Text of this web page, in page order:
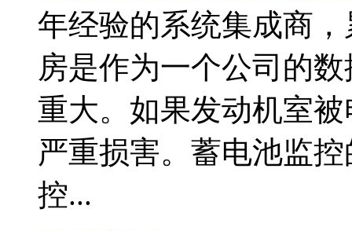
年经验的系统集成商
房是作为一个公司的
重大。如果发动机室
严重损害。蓄电池监
控...